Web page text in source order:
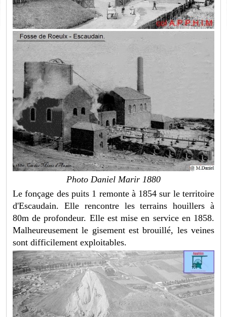
Photo Daniel Marir 1880
Le fonçage des puits 1 remonte à 1854 sur le territoire
d'Escaudain. Elle rencontre les terrains houillers à
80m de profondeur. Elle est mise en service en 1858.
Malheureusement le gisement est brouillé, les veines
sont difficilement exploitables.